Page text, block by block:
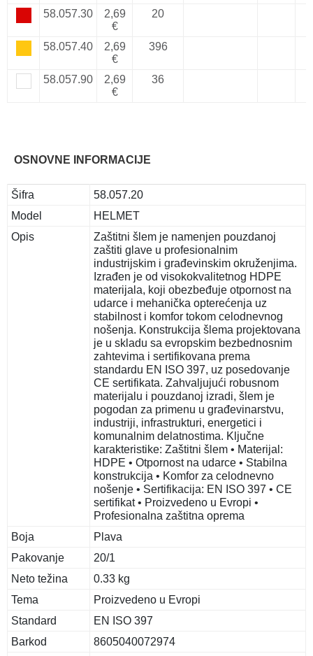
58.057.30
2,69
€
20
58.057.40
2,69
€
396
58.057.90
2,69
€
36
OSNOVNE INFORMACIJE
Šifra
58.057.20
Model
HELMET
Opis
Zaštitni šlem je namenjen pouzdanoj
zaštiti glave u profesionalnim
industrijskim i građevinskim okruženjima.
Izrađen je od visokokvalitetnog HDPE
materijala, koji obezbeđuje otpornost na
udarce i mehanička opterećenja uz
stabilnost i komfor tokom celodnevnog
nošenja. Konstrukcija šlema projektovana
je u skladu sa evropskim bezbednosnim
zahtevima i sertifikovana prema
standardu EN ISO 397, uz posedovanje
CE sertifikata. Zahvaljujući robusnom
materijalu i pouzdanoj izradi, šlem je
pogodan za primenu u građevinarstvu,
industriji, infrastrukturi, energetici i
komunalnim delatnostima. Ključne
karakteristike: Zaštitni šlem • Materijal:
HDPE • Otpornost na udarce • Stabilna
konstrukcija • Komfor za celodnevno
nošenje • Sertifikacija: EN ISO 397 • CE
sertifikat • Proizvedeno u Evropi •
Profesionalna zaštitna oprema
Boja
Plava
Pakovanje
20/1
Neto težina
0.33 kg
Tema
Proizvedeno u Evropi
Standard
EN ISO 397
Barkod
8605040072974